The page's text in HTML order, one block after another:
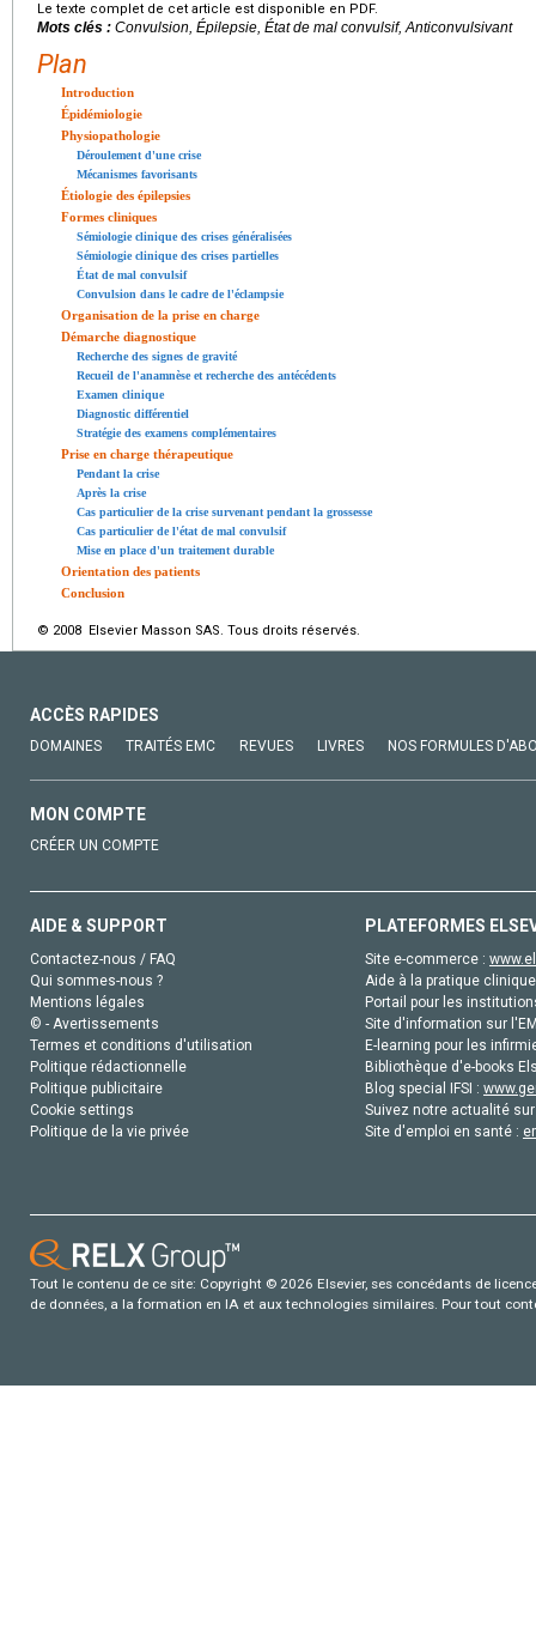
Le texte complet de cet article est disponible en PDF.
Mots clés : Convulsion, Épilepsie, État de mal convulsif, Anticonvulsivant
Plan
Introduction
Épidémiologie
Physiopathologie
Déroulement d'une crise
Mécanismes favorisants
Étiologie des épilepsies
Formes cliniques
Sémiologie clinique des crises généralisées
Sémiologie clinique des crises partielles
État de mal convulsif
Convulsion dans le cadre de l'éclampsie
Organisation de la prise en charge
Démarche diagnostique
Recherche des signes de gravité
Recueil de l'anamnèse et recherche des antécédents
Examen clinique
Diagnostic différentiel
Stratégie des examens complémentaires
Prise en charge thérapeutique
Pendant la crise
Après la crise
Cas particulier de la crise survenant pendant la grossesse
Cas particulier de l'état de mal convulsif
Mise en place d'un traitement durable
Orientation des patients
Conclusion
© 2008 Elsevier Masson SAS. Tous droits réservés.
ACCÈS RAPIDES
DOMAINES TRAITÉS EMC REVUES LIVRES NOS FORMULES
MON COMPTE
CRÉER UN COMPTE
AIDE & SUPPORT
Contactez-nous / FAQ
Qui sommes-nous ?
Mentions légales
© - Avertissements
Termes et conditions d'utilisation
Politique rédactionnelle
Politique publicitaire
Cookie settings
Politique de la vie privée
PLATEFORMES
Site e-commerce :
Aide à la pratique
Portail pour les
Site d'information sur
E-learning pour les
Bibliothèque d'e-books
Blog special IFSI :
Suivez notre actualité
Site d'emploi en santé :
Tout le contenu de ce site: Copyright © 2026 Elsevier, ses concédants de
de données, a la formation en IA et aux technologies similaires. Pour tout